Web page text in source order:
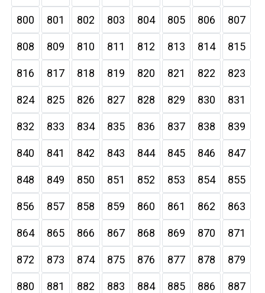
800 801 802 803 804 805 806 807
808 809 810 811 812 813 814 815
816 817 818 819 820 821 822 823
824 825 826 827 828 829 830 831
832 833 834 835 836 837 838 839
840 841 842 843 844 845 846 847
848 849 850 851 852 853 854 855
856 857 858 859 860 861 862 863
864 865 866 867 868 869 870 871
872 873 874 875 876 877 878 879
880 881 882 883 884 885 886 887